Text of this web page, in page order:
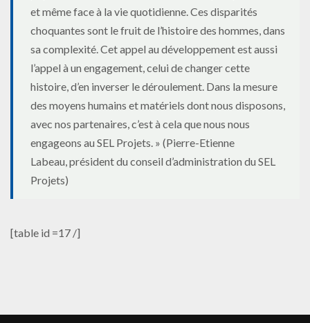
et même face à la vie quotidienne. Ces disparités
choquantes sont le fruit de l’histoire des hommes, dans
sa complexité. Cet appel au développement est aussi
l’appel à un engagement, celui de changer cette
histoire, d’en inverser le déroulement. Dans la mesure
des moyens humains et matériels dont nous disposons,
avec nos partenaires, c’est à cela que nous nous
engageons au SEL Projets. » (Pierre-Etienne
Labeau, président du conseil d’administration du SEL
Projets)
[table id =17 /]